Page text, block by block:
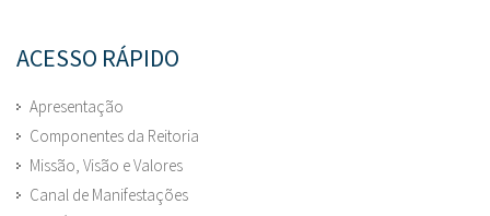
ACESSO RÁPIDO
Apresentação
Componentes da Reitoria
Missão, Visão e Valores
Canal de Manifestações